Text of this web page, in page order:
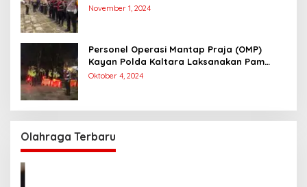
Pengamanan Simulasi Pemungutan dan
November 1, 2024
Personel Operasi Mantap Praja (OMP)
Kayan Polda Kaltara Laksanakan Pam
Kampanye Paslon Gubernur dan Wakil
Oktober 4, 2024
Olahraga Terbaru